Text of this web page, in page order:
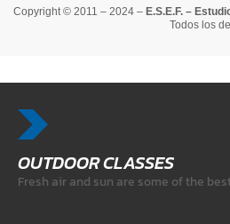
Copyright © 2011 – 2024 – E.S.E.F. –
Todos los
OUTDOOR CLASSES
Fresh air and sun are some of the